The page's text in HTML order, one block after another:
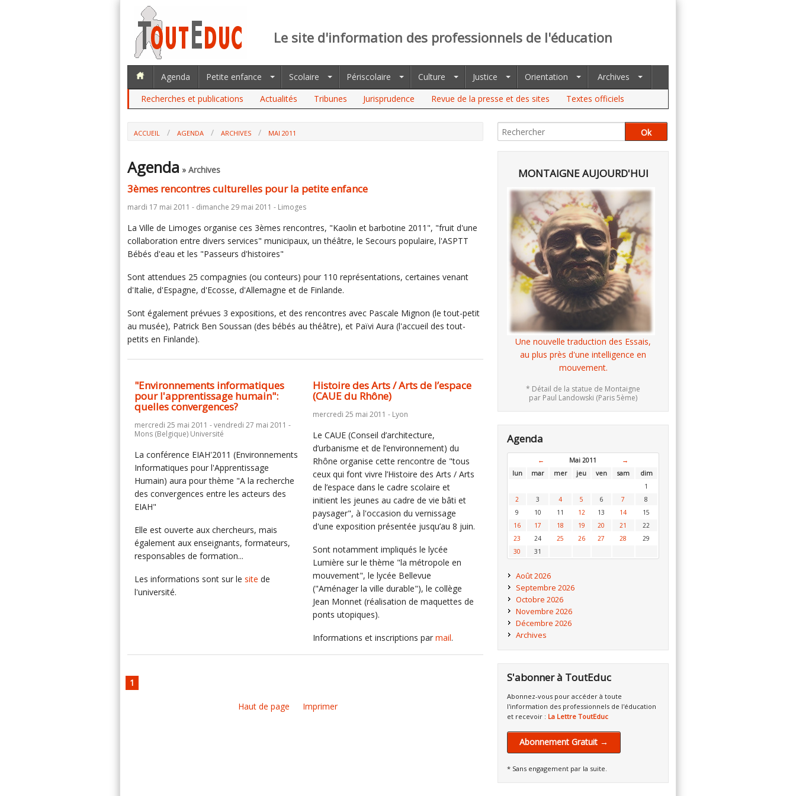
Le site d'information des professionnels de l'éducation
Agenda Petite enfance Scolaire Périscolaire Culture Justice Orientation
Archives
Recherches et publications
Actualités Tribunes Jurisprudence Revue de la presse et des sites Textes officiels
ACCUEIL AGENDA ARCHIVES MAI 2011
Agenda » Archives
3èmes rencontres culturelles pour la petite enfance
mardi 17 mai 2011 - dimanche 29 mai 2011 - Limoges
La Ville de Limoges organise ces 3èmes rencontres, "Kaolin et barbotine 2011", "fruit d'une
collaboration entre divers services" municipaux, un théâtre, le Secours populaire, l'ASPTT
Bébés d'eau et les "Passeurs d'histoires"
Sont attendues 25 compagnies (ou conteurs) pour 110 représentations, certaines venant
d'Italie, d'Espagne, d'Ecosse, d'Allemagne et de Finlande.
Sont également prévues 3 expositions, et des rencontres avec Pascale Mignon (le tout-petit
au musée), Patrick Ben Soussan (des bébés au théâtre), et Païvi Aura (l'accueil des tout-
petits en Finlande).
"Environnements informatiques
pour l'apprentissage humain":
quelles convergences?
mercredi 25 mai 2011 - vendredi 27 mai 2011 -
Mons (Belgique) Université
La conférence EIAH'2011 (Environnements
Informatiques pour l'Apprentissage
Humain) aura pour thème "A la recherche
des convergences entre les acteurs des
EIAH"
Elle est ouverte aux chercheurs, mais
également aux enseignants, formateurs,
responsables de formation...
Les informations sont sur le site de
l'université.
Histoire des Arts / Arts de l’espace
(CAUE du Rhône)
mercredi 25 mai 2011 - Lyon
Le CAUE (Conseil d’architecture,
d’urbanisme et de l’environnement) du
Rhône organise cette rencontre de "tous
ceux qui font vivre l’Histoire des Arts / Arts
de l’espace dans le cadre scolaire et
initient les jeunes au cadre de vie bâti et
paysager", à l'occasion du vernissage
d'une exposition présentée jusqu’au 8 juin.
Sont notamment impliqués le lycée
Lumière sur le thème "la métropole en
mouvement", le lycée Bellevue
("Aménager la ville durable"), le collège
Jean Monnet (réalisation de maquettes de
ponts utopiques).
Informations et inscriptions par mail.
1
Haut de page Imprimer
MONTAIGNE AUJOURD'HUI
Une nouvelle traduction des Essais,
au plus près d'une intelligence en
mouvement.
* Détail de la statue de Montaigne
par Paul Landowski (Paris 5ème)
Agenda
← Mai 2011
→
lun
mar mer jeu ven sam
dim
1
2
3 4 5 6 7
8
9
10 11 12 13 14
15
16
17 18 19 20 21
22
23
24 25 26 27 28
29
30
31
Août 2026
Septembre 2026
Octobre 2026
Novembre 2026
Décembre 2026
Archives
S'abonner à ToutEduc
Abonnez-vous pour accéder à toute
l'information des professionnels de l'éducation
et recevoir : La Lettre ToutEduc
Abonnement Gratuit →
* Sans engagement par la suite.